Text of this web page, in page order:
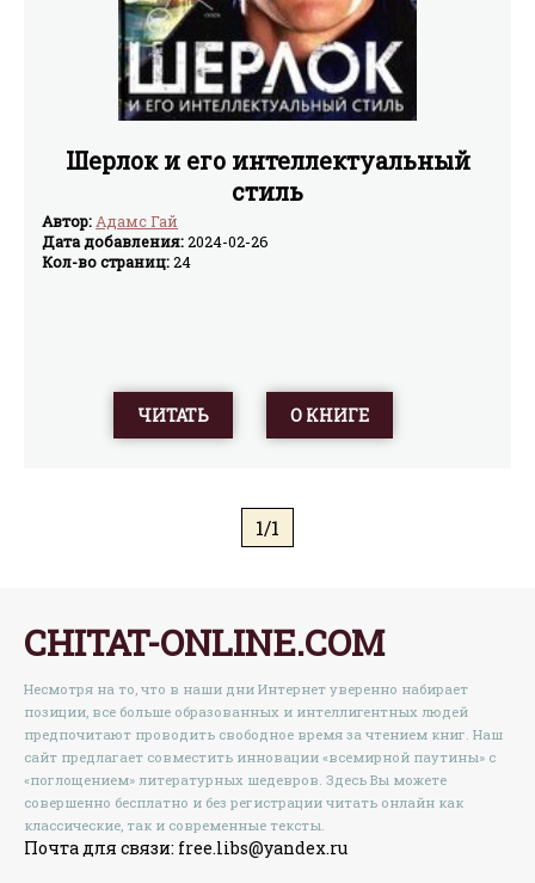
Шерлок и его интеллектуальный
стиль
Автор:Адамс Гай
Дата добавления:2024-02-26
Кол-во страниц:24
ЧИТАТЬ О КНИГЕ
1/1
CHITAT-ONLINE.COM
Несмотря на то, что в наши дни Интернет уверенно набирает
позиции, все больше образованных и интеллигентных людей
предпочитают проводить свободное время за чтением книг. Наш
сайт предлагает совместить инновации «всемирной паутины» с
«поглощением» литературных шедевров. Здесь Вы можете
совершенно бесплатно и без регистрации читать онлайн как
классические, так и современные тексты.
Почта для связи: free.libs@yandex.ru